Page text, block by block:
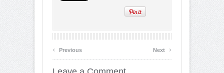
‹ Previous Next ›